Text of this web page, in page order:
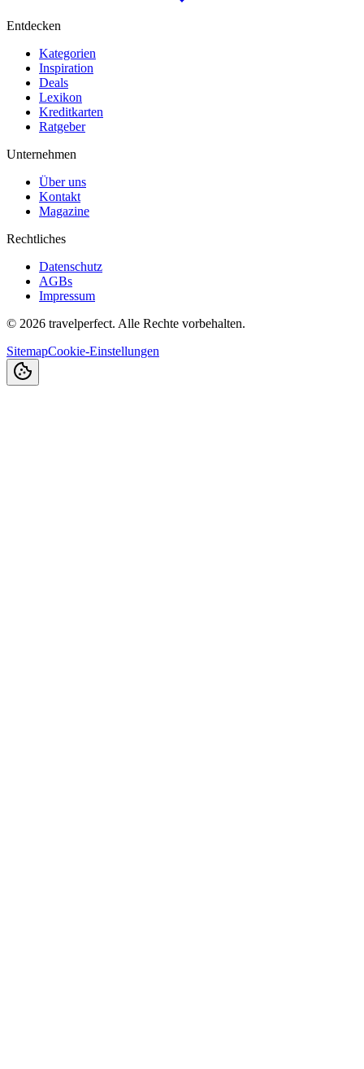
Entdecken
Kategorien
Inspiration
Deals
Lexikon
Kreditkarten
Ratgeber
Unternehmen
Über uns
Kontakt
Magazine
Rechtliches
Datenschutz
AGBs
Impressum
© 2026 travelperfect. Alle Rechte vorbehalten.
SitemapCookie-Einstellungen